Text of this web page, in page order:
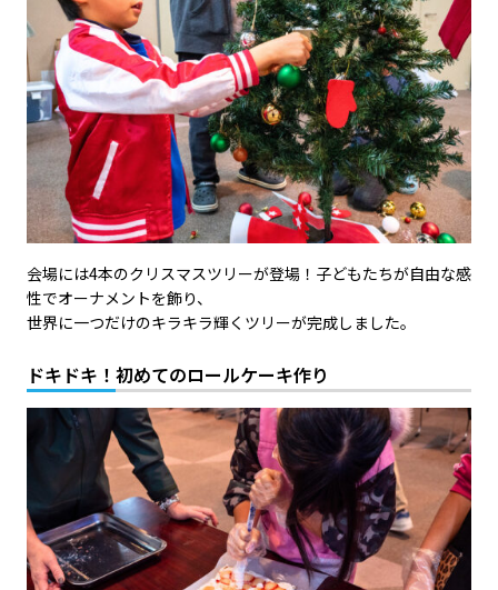
会場には4本のクリスマスツリーが登場！子どもたちが自由な感
性でオーナメントを飾り、
世界に一つだけのキラキラ輝くツリーが完成しました。
ドキドキ！初めてのロールケーキ作り